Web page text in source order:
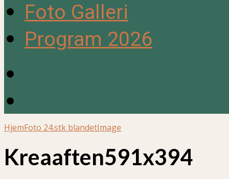
Foto Galleri
Program 2026
HjemFoto 24.stk blandetImage
Kreaaften591x394